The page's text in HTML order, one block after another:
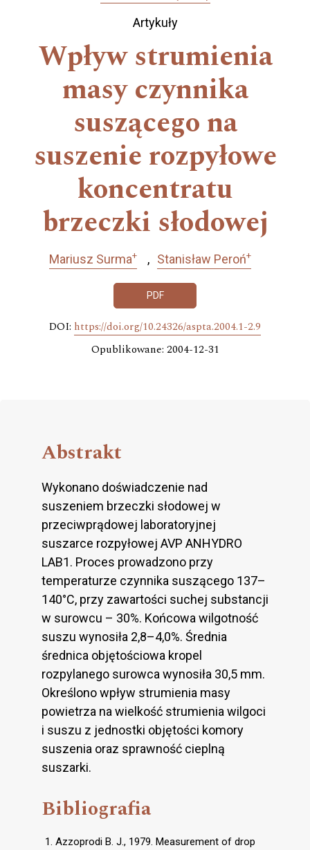
Artykuły
Wpływ strumienia
masy czynnika
suszącego na
suszenie rozpyłowe
koncentratu
brzeczki słodowej
Mariusz Surma+ Stanisław Peroń+
PDF
DOI: https://doi.org/10.24326/aspta.2004.1-2.9
Opublikowane: 2004-12-31
Abstrakt
Wykonano doświadczenie nad
suszeniem brzeczki słodowej w
przeciwprądowej laboratoryjnej
suszarce rozpyłowej AVP ANHYDRO
LAB1. Proces prowadzono przy
temperaturze czynnika suszącego 137–
140°C, przy zawartości suchej substancji
w surowcu – 30%. Końcowa wilgotność
suszu wynosiła 2,8–4,0%. Średnia
średnica objętościowa kropel
rozpylanego surowca wynosiła 30,5 mm.
Określono wpływ strumienia masy
powietrza na wielkość strumienia wilgoci
i suszu z jednostki objętości komory
suszenia oraz sprawność cieplną
suszarki.
Bibliografia
Azzoprodi B. J., 1979. Measurement of drop